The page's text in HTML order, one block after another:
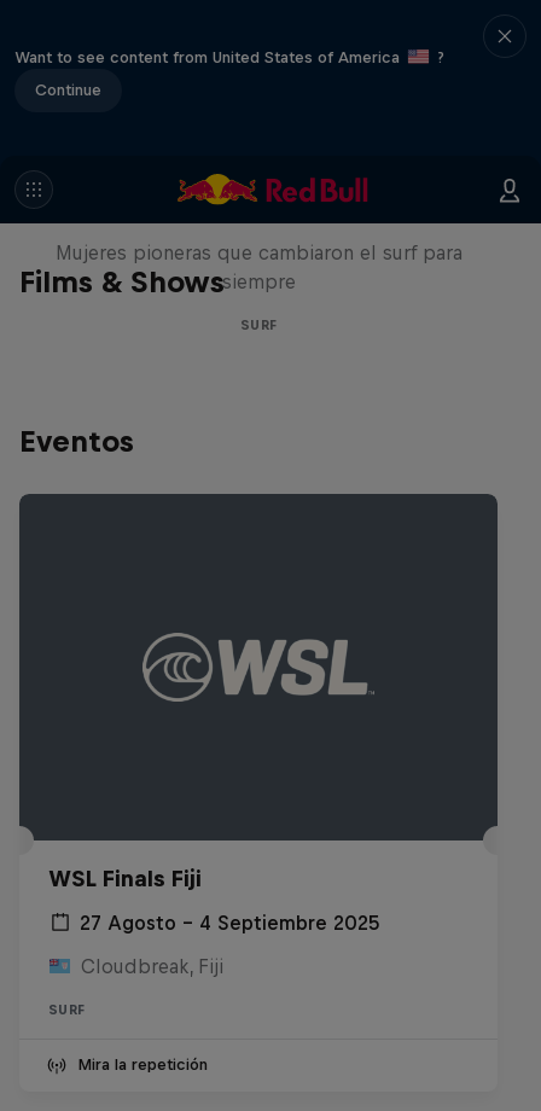
Want to see content from United States of America
?
Continue
Films & Shows
NOW DAYS
Mujeres pioneras que cambiaron el surf para
siempre
SURF
Eventos
WSL Finals Fiji
27 Agosto – 4 Septiembre 2025
Cloudbreak, Fiji
SURF
Mira la repetición